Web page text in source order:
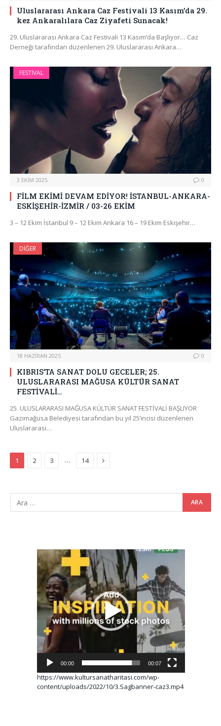
Uluslararası Ankara Caz Festivali 13 Kasım’da 29.
kez Ankaralılara Caz Ziyafeti Sunacak!
29. Uluslararası Ankara Caz Festivali 13 Kasım’da Başlıyor… Caz
Derneği tarafından düzenlenen 29. Uluslararası Ankara…
FESTIVAL
3 EKIM 2025 0
FİLM EKİMİ DEVAM EDİYOR! İSTANBUL-ANKARA-
ESKİŞEHİR-İZMİR / 03-26 EKİM
3 – 12 Ekim İstanbul 9 – 12 Ekim Ankara 16 – 19 Ekim Eskişehir…
DIĞER
18 HAZIRAN 2025 0
KIBRIS’TA SANAT DOLU GECELER; 25.
ULUSLARARASI MAĞUSA KÜLTÜR SANAT
FESTİVALİ…
25. ULUSLARARASI MAĞUSA KÜLTÜR SANAT FESTİVALİ BAŞLIYOR
Gazimağusa Belediyesi tarafından bu yıl 25’incisi düzenlenen
Uluslararası…
1 2 3 … 14 Next
Video
oynatıcı
00:00 00:07
https://www.kultursanatharitasi.com/wp-
content/uploads/2022/10/3.Sagbanner-caz3.mp4